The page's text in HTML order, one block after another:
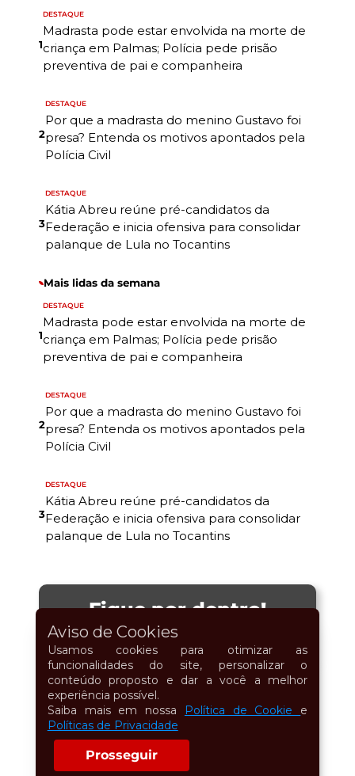
Aviso de Cookies
Usamos cookies para otimizar as
funcionalidades do site, personalizar o
conteúdo proposto e dar a você a melhor
experiência possível.
Saiba mais em nossa
Política de Cookie e
Políticas de Privacidade
Prosseguir
1
DESTAQUE
Madrasta pode estar envolvida na morte de
criança em Palmas; Polícia pede prisão
preventiva de pai e companheira
2
DESTAQUE
Por que a madrasta do menino Gustavo foi
presa? Entenda os motivos apontados pela
Polícia Civil
3
DESTAQUE
Kátia Abreu reúne pré-candidatos da
Federação e inicia ofensiva para consolidar
palanque de Lula no Tocantins
Mais lidas da semana
1
DESTAQUE
Madrasta pode estar envolvida na morte de
criança em Palmas; Polícia pede prisão
preventiva de pai e companheira
2
DESTAQUE
Por que a madrasta do menino Gustavo foi
presa? Entenda os motivos apontados pela
Polícia Civil
3
DESTAQUE
Kátia Abreu reúne pré-candidatos da
Federação e inicia ofensiva para consolidar
palanque de Lula no Tocantins
Fique por dentro!
Preencha os dados e receba as novidades!
Nome completo